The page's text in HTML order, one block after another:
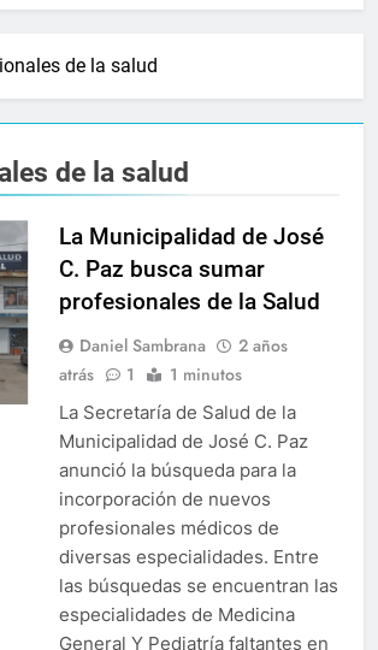
de la salud
de la salud
La Municipalidad de José
C. Paz busca sumar
profesionales de la Salud
Daniel Sambrana
2 años
atrás
1 1 minutos
La Secretaría de Salud de la
Municipalidad de José C. Paz
anunció la búsqueda para la
incorporación de nuevos
profesionales médicos de
diversas especialidades. Entre
las búsquedas se encuentran las
especialidades de Medicina
General Y Pediatría faltantes en